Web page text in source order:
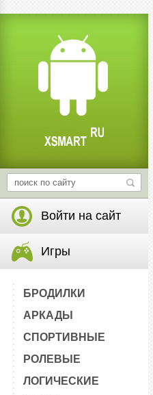
Войти на сайт
Игры
БРОДИЛКИ
АРКАДЫ
СПОРТИВНЫЕ
РОЛЕВЫЕ
ЛОГИЧЕСКИЕ